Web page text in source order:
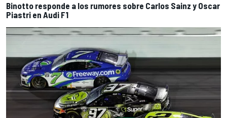
Binotto responde a los rumores sobre Carlos Sainz y Oscar
Piastri en Audi F1